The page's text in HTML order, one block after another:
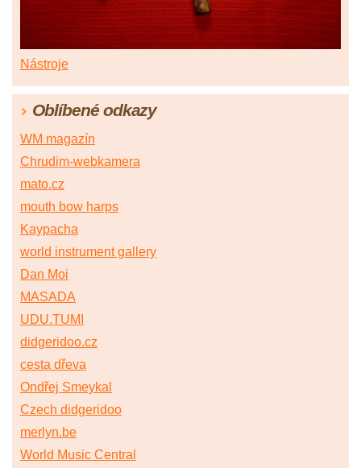
Nástroje
Oblíbené odkazy
WM magazín
Chrudim-webkamera
mato.cz
mouth bow harps
Kaypacha
world instrument gallery
Dan Moi
MASADA
UDU.TUMI
didgeridoo.cz
cesta dřeva
Ondřej Smeykal
Czech didgeridoo
merlyn.be
World Music Central